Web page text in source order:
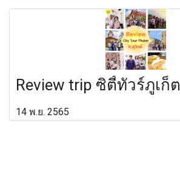
Review trip ซิตี้ทัวร์ภูเก็ต
14 พ.ย. 2565